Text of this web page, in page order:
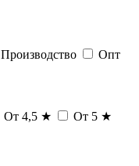
Производство Опт
От 4,5 ★ От 5 ★